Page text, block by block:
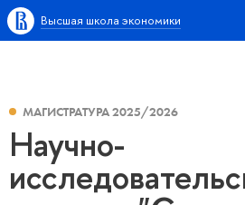
Высшая школа экономики
МАГИСТРАТУРА 2025/2026
Научно-